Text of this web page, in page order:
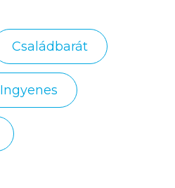
Családbarát
Ingyenes